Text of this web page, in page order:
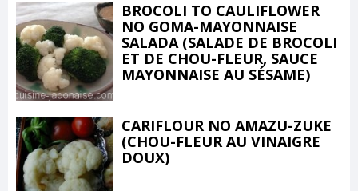
BROCOLI TO CAULIFLOWER
NO GOMA-MAYONNAISE
SALADA (SALADE DE BROCOLI
ET DE CHOU-FLEUR, SAUCE
MAYONNAISE AU SÉSAME)
CARIFLOUR NO AMAZU-ZUKE
(CHOU-FLEUR AU VINAIGRE
DOUX)